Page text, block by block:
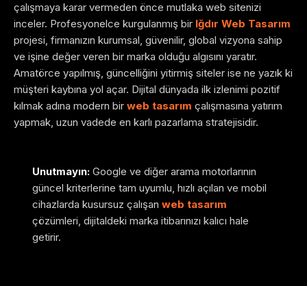
çalışmaya karar vermeden önce mutlaka web sitenizi
inceler. Profesyonelce kurgulanmış bir Iğdır Web Tasarım
projesi, firmanızın kurumsal, güvenilir, global vizyona sahip
ve işine değer veren bir marka olduğu algısını yaratır.
Amatörce yapılmış, güncelliğini yitirmiş siteler ise ne yazık ki
müşteri kaybına yol açar. Dijital dünyada ilk izlenimi pozitif
kılmak adına modern bir web tasarım çalışmasına yatırım
yapmak, uzun vadede en karlı pazarlama stratejisidir.
Unutmayın: Google ve diğer arama motorlarının
güncel kriterlerine tam uyumlu, hızlı açılan ve mobil
cihazlarda kusursuz çalışan web tasarım
çözümleri, dijitaldeki marka itibarınızı kalıcı hale
getirir.